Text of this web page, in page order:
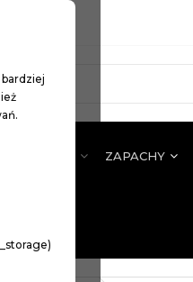
ZAPACHY